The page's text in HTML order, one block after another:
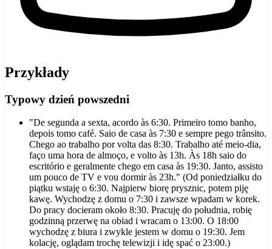
Przykłady
Typowy dzień powszedni
"De segunda a sexta, acordo às 6:30. Primeiro tomo banho,
depois tomo café. Saio de casa às 7:30 e sempre pego trânsito.
Chego ao trabalho por volta das 8:30. Trabalho até meio-dia,
faço uma hora de almoço, e volto às 13h. Às 18h saio do
escritório e geralmente chego em casa às 19:30. Janto, assisto
um pouco de TV e vou dormir às 23h." (Od poniedziałku do
piątku wstaję o 6:30. Najpierw biorę prysznic, potem piję
kawę. Wychodzę z domu o 7:30 i zawsze wpadam w korek.
Do pracy docieram około 8:30. Pracuję do południa, robię
godzinną przerwę na obiad i wracam o 13:00. O 18:00
wychodzę z biura i zwykle jestem w domu o 19:30. Jem
kolację, oglądam trochę telewizji i idę spać o 23:00.)